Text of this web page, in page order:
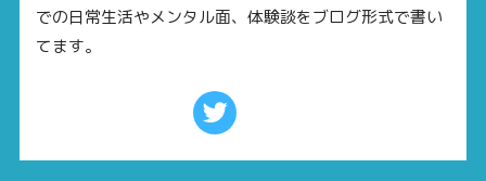
での日常生活やメンタル面、体験談をブログ形式で書い
てます。